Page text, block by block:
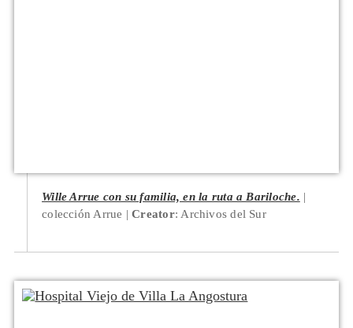
Wille Arrue con su familia, en la ruta a Bariloche.
colección Arrue
Creator: Archivos del Sur